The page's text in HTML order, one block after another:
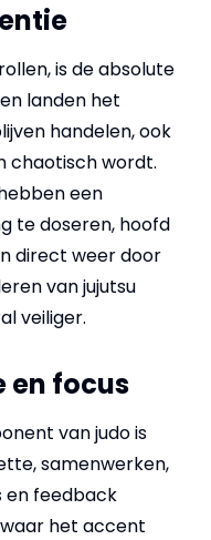
is de absolute
landen het
handelen, ook
chaotisch wordt.
een
te doseren, hoofd
direct weer door
van jujutsu
veiliger.
en focus
van judo is
samenwerken,
en feedback
het accent